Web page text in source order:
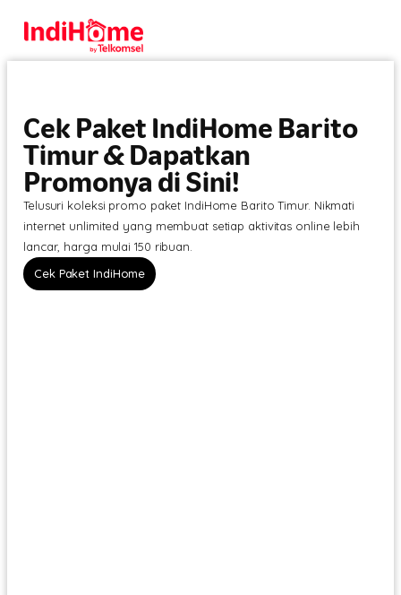
Cek Paket IndiHome Barito
Timur & Dapatkan
Promonya di Sini!
Telusuri koleksi promo paket IndiHome Barito Timur. Nikmati
internet unlimited yang membuat setiap aktivitas online lebih
lancar, harga mulai 150 ribuan.
Cek Paket IndiHome